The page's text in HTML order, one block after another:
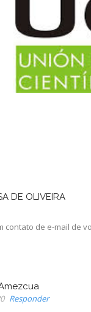
DE OLIVEIRA
contato de e-mail de
Responder